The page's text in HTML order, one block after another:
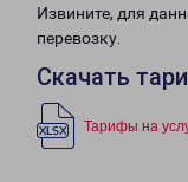
Извините, для
перевозку.
Скачать
Тарифы на